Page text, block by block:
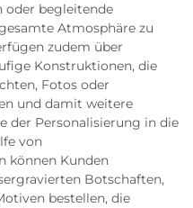
oder begleitende
Atmosphäre zu
zudem über
Konstruktionen, die
Fotos oder
und damit weitere
der Personalisierung in die
von
können Kunden
Botschaften,
bestellen, die